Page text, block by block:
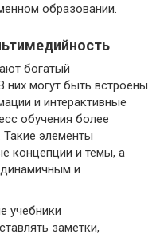
образовании.
богатый
них могут быть встроены
и интерактивные
обучения более
элементы
концепции и темы, а
и
учебники
заметки,